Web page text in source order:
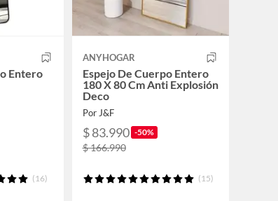
Entero
(16)
ANYHOGAR
Espejo De Cuerpo Entero
180 X 80 Cm Anti Explosión
Deco
Por J&F
$ 83.990 -50%
$ 166.990
(15)